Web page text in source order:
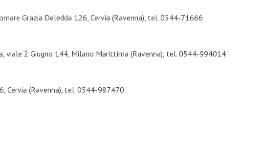
Grazia Deledda 126, Cervia (Ravenna), tel. 0544-71666
viale 2 Giugno 144, Milano Marittima (Ravenna), tel. 0544-994014
Cervia (Ravenna), tel. 0544-987470